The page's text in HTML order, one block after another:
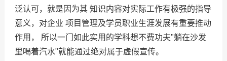
泛认可，就是因为其 知识内容对实际工作有极强的指导
意义，对企业 项目管理及学员职业生涯发展有重要推动
作用， 所以一门如此实用的学科想不费功夫"躺在沙发
里喝着汽水"就能通过绝对属于虚假宣传。